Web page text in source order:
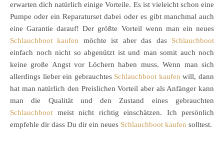
erwarten dich natürlich einige Vorteile. Es ist vieleicht schon eine
Pumpe oder ein Reparaturset dabei oder es gibt manchmal auch
eine Garantie darauf! Der größte Vorteil wenn man ein neues
Schlauchboot kaufen möchte ist aber das das Schlauchboot
einfach noch nicht so abgenützt ist und man somit auch noch
keine große Angst vor Löchern haben muss. Wenn man sich
allerdings lieber ein gebrauchtes Schlauchboot kaufen will, dann
hat man natürlich den Preislichen Vorteil aber als Anfänger kann
man die Qualität und den Zustand eines gebrauchten
Schlauchboot meist nicht richtig einschätzen. Ich persönlich
empfehle dir dass Du dir ein neues Schlauchboot kaufen solltest.